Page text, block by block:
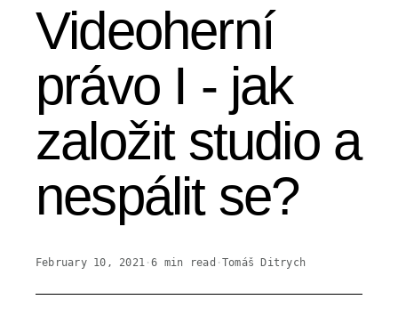
Videoherní
právo I - jak
založit studio a
nespálit se?
February 10, 2021 ·6 min read ·Tomáš Ditrych